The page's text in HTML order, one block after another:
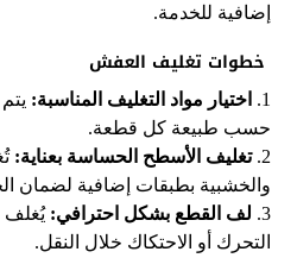
إضافية للخدمة.
خطوات تغليف العفش
1. اختيار مواد التغليف المناسبة:
حسب طبيعة كل قطعة.
2. تغليف الأسطح الحساسة بعناية:
والخشبية بطبقات إضافية لضمان
3. لف القطع بشكل احترافي: يُغلف
التحرك أو الاحتكاك خلال النقل.